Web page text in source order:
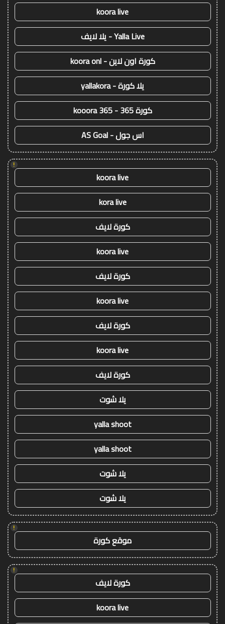
koora live
Yalla Live - يلا لايف
كورة اون لاين - koora onl
يلا كورة - yallakora
كورة 365 - kooora 365
اس جول - AS Goal
!
koora live
kora live
كورة لايف
koora live
كورة لايف
koora live
كورة لايف
koora live
كورة لايف
يلا شوت
yalla shoot
yalla shoot
يلا شوت
يلا شوت
!
موقع كورة
!
كورة لايف
koora live